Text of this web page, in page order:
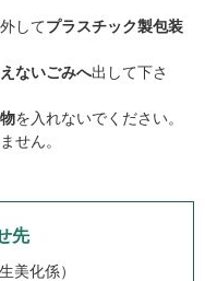
してプラスチック製包装
ないごみへ出して下さ
を入れないでください。
せん。
先
美化係